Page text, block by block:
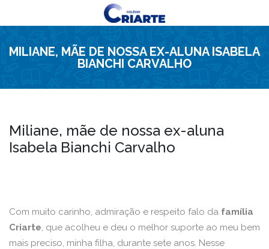
MILIANE, MÃE DE NOSSA EX-ALUNA ISABELA
BIANCHI CARVALHO
Miliane, mãe de nossa ex-aluna
Isabela Bianchi Carvalho
Com muito carinho, admiração e respeito falo da família
Criarte, que acolheu e deu o melhor suporte ao meu bem
mais preciso, minha filha, durante sete anos. Nesse